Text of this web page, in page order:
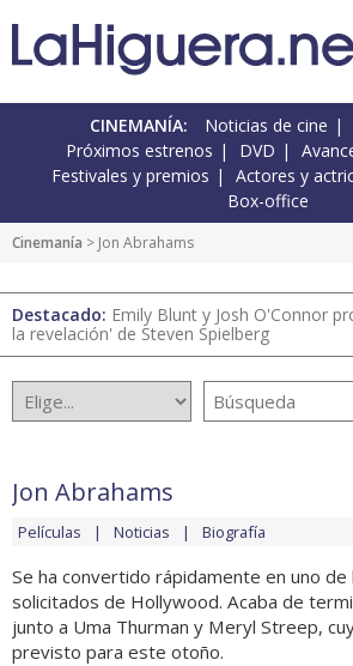
CINEMANÍA: Noticias de cine
Próximos estrenos
DVD
Festivales y premios
Actores y
Box-office
Cinemanía > Jon Abrahams
Destacado: Emily Blunt y Josh O'Connor
la revelación' de Steven Spielberg
Jon Abrahams
Películas Noticias Biografía
Se ha convertido rápidamente en uno
solicitados de Hollywood. Acaba de
junto a Uma Thurman y Meryl Streep,
previsto para este otoño.